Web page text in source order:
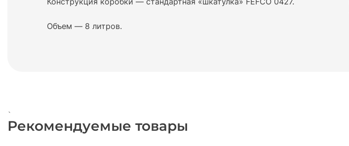
Объем — 8 литров.
`
Рекомендуемые товары